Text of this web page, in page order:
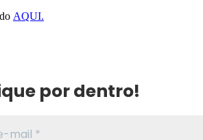
AQUI.
por dentro!